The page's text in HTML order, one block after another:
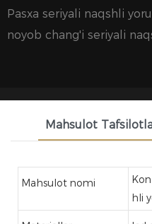
Pasxa seriyali naqshli
noyob chang'i seriyali
Mahsulot
Mahsulot nomi
hli